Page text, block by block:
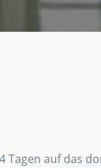
auf das